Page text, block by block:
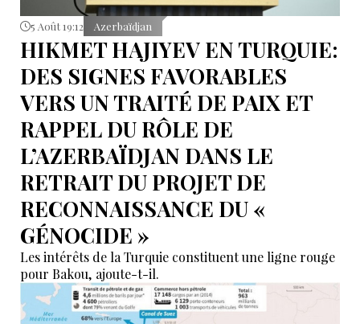
5 Août 19:12 Azerbaïdjan
HIKMET HAJIYEV EN TURQUIE:
DES SIGNES FAVORABLES
VERS UN TRAITÉ DE PAIX ET
RAPPEL DU RÔLE DE
L’AZERBAÏDJAN DANS LE
RETRAIT DU PROJET DE
RECONNAISSANCE DU «
GÉNOCIDE »
Les intérêts de la Turquie constituent une ligne rouge
pour Bakou, ajoute-t-il.